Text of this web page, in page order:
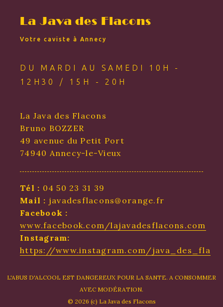
La Java des Flacons
Votre caviste à Annecy
DU MARDI AU SAMEDI 10H -
12H30 / 15H - 20H
La Java des Flacons
Bruno BOZZER
49 avenue du Petit Port
74940 Annecy-le-Vieux
Tél : 04 50 23 31 39
Mail : javadesflacons@orange.fr
Facebook :
www.facebook.com/lajavadesflacons.com
Instagram:
https://www.instagram.com/
L'ABUS D'ALCOOL EST DANGEREUX POUR LA SANTE. A CONSOMMER
AVEC MODÉRATION.
© 2026 (c) La Java des Flacons